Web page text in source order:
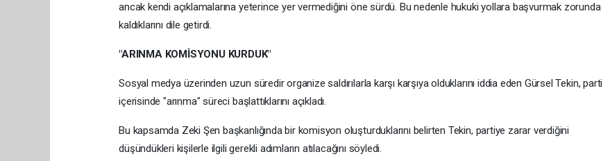
ancak kendi açıklamalarına yeterince yer vermediğini öne sürdü. Bu nedenle hukuki yollara başvurmak zorunda
kaldıklarını dile getirdi.
"ARINMA KOMİSYONU KURDUK"
Sosyal medya üzerinden uzun süredir organize saldırılarla karşı karşıya olduklarını iddia eden Gürsel Tekin, parti
içerisinde "arınma" süreci başlattıklarını açıkladı.
Bu kapsamda Zeki Şen başkanlığında bir komisyon oluşturduklarını belirten Tekin, partiye zarar verdiğini
düşündükleri kişilerle ilgili gerekli adımların atılacağını söyledi.